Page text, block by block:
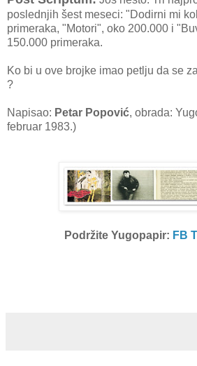
poslednjih šest meseci: "Dodirni mi
primeraka, "Motori", oko 200.000 i
150.000 primeraka.
Ko bi u ove brojke imao petlju da se
?
Napisao: Petar Popović, obrada:
februar 1983.)
Podržite Yugopapir: FB